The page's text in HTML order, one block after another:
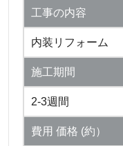
工事の内容
内装リフォーム
施工期間
2-3週間
費用 価格 (約）